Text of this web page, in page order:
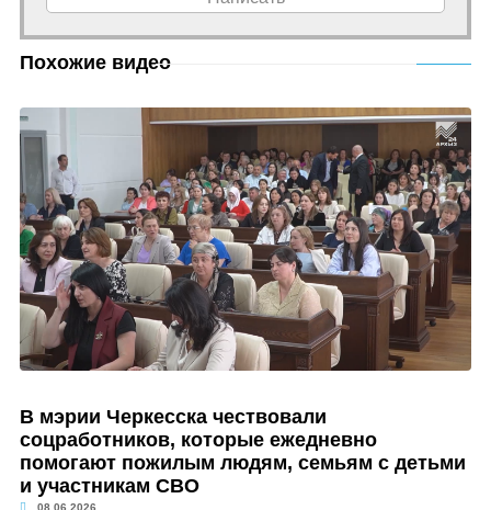
Похожие видео
В мэрии Черкесска чествовали
соцработников, которые ежедневно
помогают пожилым людям, семьям с детьми
и участникам СВО
08.06.2026